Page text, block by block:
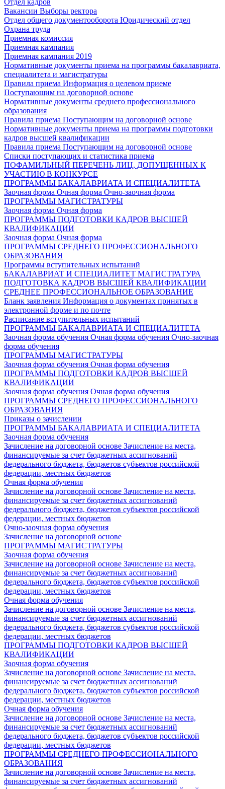
Вакансии Выборы ректора
Отдел общего документооборота Юридический отдел
Охрана труда
Приемная комиссия
Приемная кампания
Приемная кампания 2019
Нормативные документы приема на программы бакалавриата,
специалитета и магистратуры
Правила приема Информация о целевом приеме
Поступающим на договорной основе
Нормативные документы среднего профессионального
образования
Правила приема Поступающим на договорной основе
Нормативные документы приема на программы подготовки
кадров высшей квалификации
Правила приема Поступающим на договорной основе
Списки поступающих и статистика приема
ПОФАМИЛЬНЫЙ ПЕРЕЧЕНЬ ЛИЦ, ДОПУЩЕННЫХ К
УЧАСТИЮ В КОНКУРСЕ
ПРОГРАММЫ БАКАЛАВРИАТА И СПЕЦИАЛИТЕТА
Заочная форма Очная форма Очно-заочная форма
ПРОГРАММЫ МАГИСТРАТУРЫ
Заочная форма Очная форма
ПРОГРАММЫ ПОДГОТОВКИ КАДРОВ ВЫСШЕЙ
КВАЛИФИКАЦИИ
Заочная форма Очная форма
ПРОГРАММЫ СРЕДНЕГО ПРОФЕССИОНАЛЬНОГО
ОБРАЗОВАНИЯ
Программы вступительных испытаний
БАКАЛАВРИАТ И СПЕЦИАЛИТЕТ МАГИСТРАТУРА
ПОДГОТОВКА КАДРОВ ВЫСШЕЙ КВАЛИФИКАЦИИ
СРЕДНЕЕ ПРОФЕССИОНАЛЬНОЕ ОБРАЗОВАНИЕ
Бланк заявления Информация о документах принятых в
электронной форме и по почте
Расписание вступительных испытаний
ПРОГРАММЫ БАКАЛАВРИАТА И СПЕЦИАЛИТЕТА
Заочная форма обучения Очная форма обучения Очно-заочная
форма обучения
ПРОГРАММЫ МАГИСТРАТУРЫ
Заочная форма обучения Очная форма обучения
ПРОГРАММЫ ПОДГОТОВКИ КАДРОВ ВЫСШЕЙ
КВАЛИФИКАЦИИ
Заочная форма обучения Очная форма обучения
ПРОГРАММЫ СРЕДНЕГО ПРОФЕССИОНАЛЬНОГО
ОБРАЗОВАНИЯ
Приказы о зачислении
ПРОГРАММЫ БАКАЛАВРИАТА И СПЕЦИАЛИТЕТА
Заочная форма обучения
Зачисление на договорной основе Зачисление на места,
финансируемые за счет бюджетных ассигнований
федерального бюджета, бюджетов субъектов российской
федерации, местных бюджетов
Очная форма обучения
Зачисление на договорной основе Зачисление на места,
финансируемые за счет бюджетных ассигнований
федерального бюджета, бюджетов субъектов российской
федерации, местных бюджетов
Очно-заочная форма обучения
Зачисление на договорной основе
ПРОГРАММЫ МАГИСТРАТУРЫ
Заочная форма обучения
Зачисление на договорной основе Зачисление на места,
финансируемые за счет бюджетных ассигнований
федерального бюджета, бюджетов субъектов российской
федерации, местных бюджетов
Очная форма обучения
Зачисление на договорной основе Зачисление на места,
финансируемые за счет бюджетных ассигнований
федерального бюджета, бюджетов субъектов российской
федерации, местных бюджетов
ПРОГРАММЫ ПОДГОТОВКИ КАДРОВ ВЫСШЕЙ
КВАЛИФИКАЦИИ
Заочная форма обучения
Зачисление на договорной основе Зачисление на места,
финансируемые за счет бюджетных ассигнований
федерального бюджета, бюджетов субъектов российской
федерации, местных бюджетов
Очная форма обучения
Зачисление на договорной основе Зачисление на места,
финансируемые за счет бюджетных ассигнований
федерального бюджета, бюджетов субъектов российской
федерации, местных бюджетов
ПРОГРАММЫ СРЕДНЕГО ПРОФЕССИОНАЛЬНОГО
ОБРАЗОВАНИЯ
Зачисление на договорной основе Зачисление на места,
финансируемые за счет бюджетных ассигнований